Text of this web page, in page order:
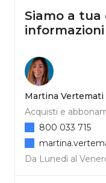
Siamo a tua
Martina Vertemati
Acquisti e
Da Lunedì al
800 033 715